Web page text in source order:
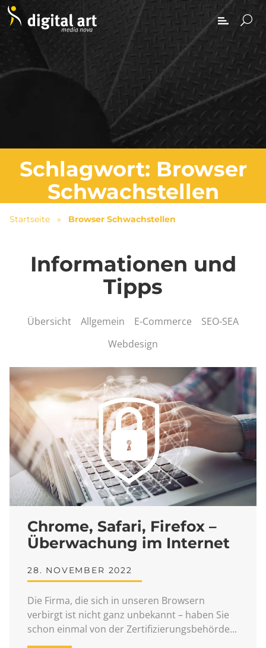
Schlagwort: Browser
Schwachstellen
Startseite » Browser Schwachstellen
Informationen und
Tipps
Übersicht Allgemein E-Commerce
SEO-SEA
Webdesign
Chrome, Safari, Firefox –
Überwachung im Internet
28. NOVEMBER 2022
Die Firma, die sich in unseren Browsern
verbirgt ist nicht ganz unbekannt – haben Sie
schon einmal von der Zertifizierungsbehörde